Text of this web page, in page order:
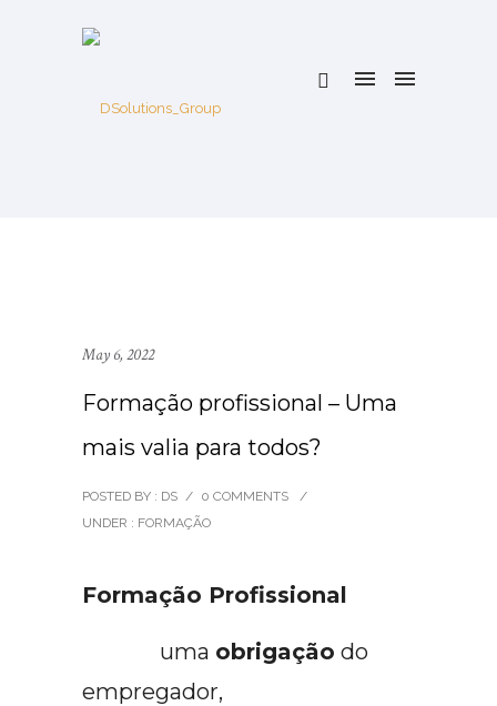
May 6, 2022
Formação profissional – Uma
mais valia para todos?
POSTED BY : DS / 0 COMMENTS
/
UNDER : FORMAÇÃO
Formação Profissional
uma obrigação do
empregador,